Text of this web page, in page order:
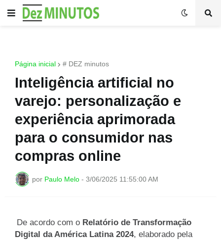
Página inicial # DEZ minutos
Inteligência artificial no
varejo: personalização e
experiência aprimorada
para o consumidor nas
compras online
por Paulo Melo - 3/06/2025 11:55:00 AM
De acordo com o Relatório de Transformação
Digital da América Latina 2024, elaborado pela